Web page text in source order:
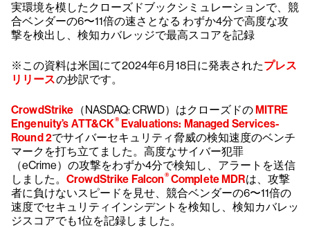
実環境を模したクローズドブックシミュレーションで、競
合ベンダーの6〜11倍の速さとなる わずか4分で高度な攻
撃を検出し、検知カバレッジで最高スコアを記録
※この資料は米国にて2024年6月18日に発表されたプレス
リリースの抄訳です。
CrowdStrike （NASDAQ: CRWD）はクローズドのMITRE
Engenuity’s ATT&CK®Evaluations: Managed Services-
Round 2でサイバーセキュリティ脅威の検知速度のベンチ
マークを打ち立てました。高度なサイバー犯罪
（eCrime）の攻撃をわずか4分で検知し、アラートを送信
しました。 CrowdStrike Falcon®Complete MDRは、攻撃
者に負けないスピードを見せ、競合ベンダーの6〜11倍の
速度でセキュリティインシデントを検知し、検知カバレッ
ジスコアでも1位を記録しました。